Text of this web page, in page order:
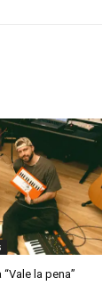
la pena”